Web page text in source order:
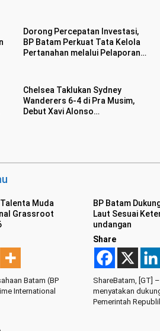
Dorong Percepatan Investasi,
BP Batam Perkuat Tata Kelola
Pertanahan melalui Pelaporan
Chelsea Taklukan Sydney
Wanderers 6-4 di Pra Musim,
Debut Xavi Alonso
Muda
Grassroot
Batam (BP
International
BP Batam
Laut Sesuai
undangan
Share
ShareBatam, [GT]
menyatakan
Pemerintah